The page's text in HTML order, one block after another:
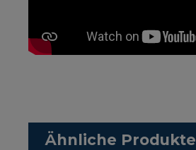
Ähnliche Produkte